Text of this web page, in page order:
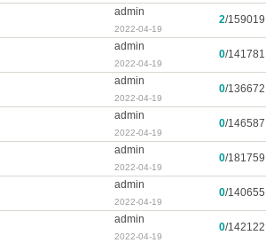
admin
2022-04-19
2/159019
admin
2022-04-19
0/141781
admin
2022-04-19
0/136672
admin
2022-04-19
0/146587
admin
2022-04-19
0/181759
admin
2022-04-19
0/140655
admin
2022-04-19
0/142122